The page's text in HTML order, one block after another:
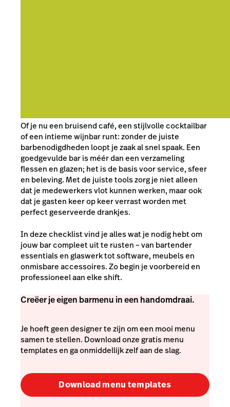
Of je nu een bruisend café, een stijlvolle cocktailbar
of een intieme wijnbar runt: zonder de juiste
barbenodigdheden loopt je zaak al snel spaak. Een
goedgevulde bar is méér dan een verzameling
flessen en glazen; het is de basis voor service, sfeer
en beleving. Met de juiste tools zorg je niet alleen
dat je medewerkers vlot kunnen werken, maar ook
dat je gasten keer op keer verrast worden met
perfect geserveerde drankjes.
In deze checklist vind je alles wat je nodig hebt om
jouw bar compleet uit te rusten – van bartender
essentials en glaswerk tot software, meubels en
onmisbare accessoires. Zo begin je voorbereid en
professioneel aan elke shift.
Creëer je eigen barmenu in een handomdraai.
Je hoeft geen designer te zijn om een mooi menu
samen te stellen. Download onze gratis menu
templates en ga onmiddellijk zelf aan de slag.
Download menu templates